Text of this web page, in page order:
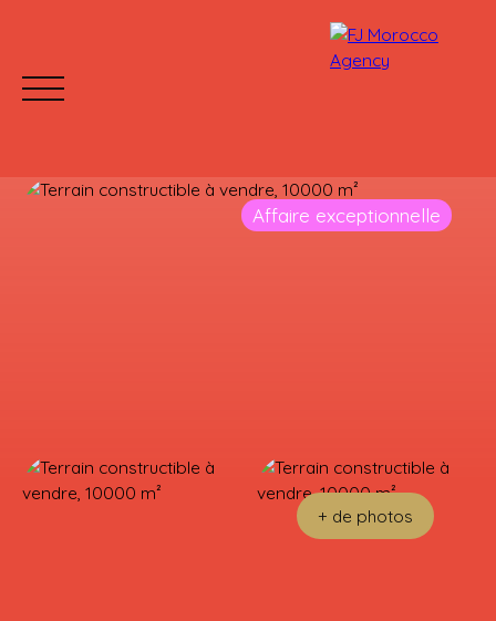
LOUER PROJET VEFA
Affaire exceptionnelle
+ de photos